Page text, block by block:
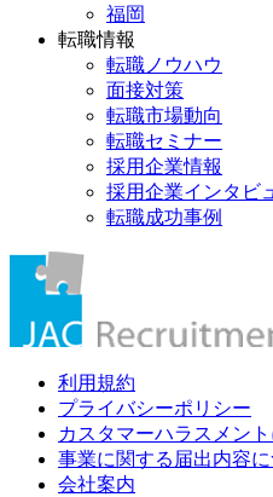
福岡
転職情報
転職ノウハウ
面接対策
転職市場動向
転職セミナー
採用企業情報
採用企業インタビ
転職成功事例
利用規約
プライバシーポリシー
カスタマーハラスメン
事業に関する届出内容
会社案内